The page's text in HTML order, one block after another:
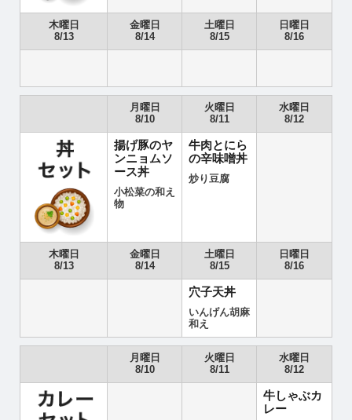
木曜日
8/13
金曜日
8/14
土曜日
8/15
日曜日
8/16
月曜日
8/10
火曜日
8/11
水曜日
8/12
揚げ豚のヤ
ンニョムソ
ース丼
小松菜の和え
物
牛肉とにら
の辛味噌丼
炒り豆腐
木曜日
8/13
金曜日
8/14
土曜日
8/15
日曜日
8/16
穴子天丼
いんげん胡麻
和え
月曜日
8/10
火曜日
8/11
水曜日
8/12
牛しゃぶカ
レー